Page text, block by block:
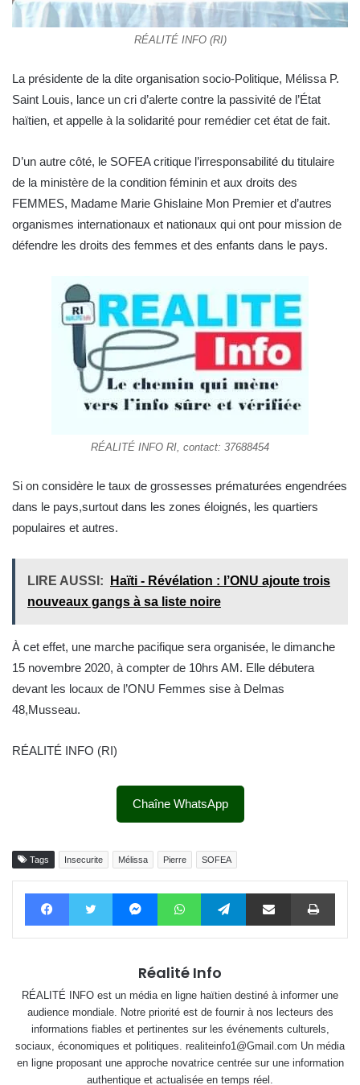
RÉALITÉ INFO (RI)
La présidente de la dite organisation socio-Politique, Mélissa P.
Saint Louis, lance un cri d’alerte contre la passivité de l’État
haïtien, et appelle à la solidarité pour remédier cet état de fait.
D’un autre côté, le SOFEA critique l’irresponsabilité du titulaire
de la ministère de la condition féminin et aux droits des
FEMMES, Madame Marie Ghislaine Mon Premier et d’autres
organismes internationaux et nationaux qui ont pour mission de
défendre les droits des femmes et des enfants dans le pays.
RÉALITÉ INFO RI, contact: 37688454
Si on considère le taux de grossesses prématurées engendrées
dans le pays,surtout dans les zones éloignés, les quartiers
populaires et autres.
LIRE AUSSI:
Haïti - Révélation : l’ONU ajoute trois
nouveaux gangs à sa liste noire
À cet effet, une marche pacifique sera organisée, le dimanche
15 novembre 2020, à compter de 10hrs AM. Elle débutera
devant les locaux de l’ONU Femmes sise à Delmas
48,Musseau.
RÉALITÉ INFO (RI)
Chaîne WhatsApp
Tags Insecurite Mélissa Pierre SOFEA
FacebookTwitter MessengerWhatsAppTelegram Partager par email
Réalité Info
RÉALITÉ INFO est un média en ligne haïtien destiné à informer une
audience mondiale. Notre priorité est de fournir à nos lecteurs des
informations fiables et pertinentes sur les événements culturels,
sociaux, économiques et politiques. realiteinfo1@Gmail.com Un média
en ligne proposant une approche novatrice centrée sur une information
authentique et actualisée en temps réel.